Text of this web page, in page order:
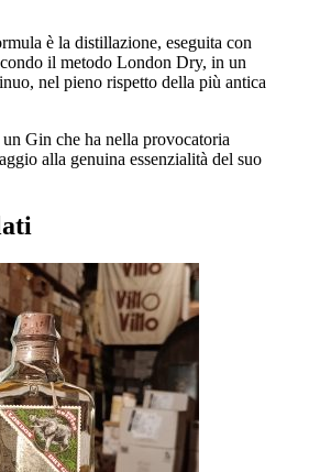
è la distillazione, eseguita con
il metodo London Dry, in un
nel pieno rispetto della più antica
Gin che ha nella provocatoria
alla genuina essenzialità del suo